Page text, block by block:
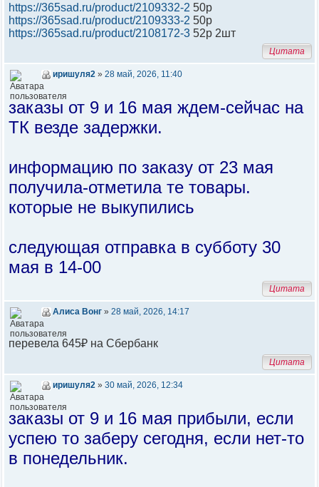
https://365sad.ru/product/2109332-2 50р
https://365sad.ru/product/2109333-2 50р
https://365sad.ru/product/2108172-3 52р 2шт
Цитата
иришуля2 » 28 май, 2026, 11:40
заказы от 9 и 16 мая ждем-сейчас на
ТК везде задержки.
информацию по заказу от 23 мая
получила-отметила те товары.
которые не выкупились
следующая отправка в субботу 30
мая в 14-00
Цитата
Алиса Вонг » 28 май, 2026, 14:17
перевела 645₽ на Сбербанк
Цитата
иришуля2 » 30 май, 2026, 12:34
заказы от 9 и 16 мая прибыли, если
успею то заберу сегодня, если нет-то
в понедельник.